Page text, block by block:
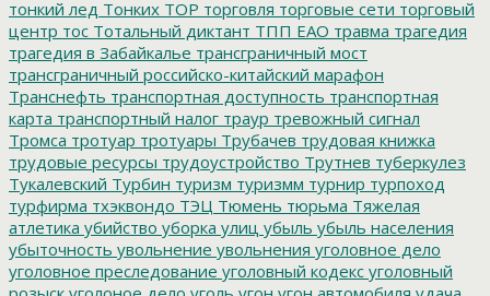
тонкий лед Тонких ТОР торговля торговые сети торговый
центр тос Тотальный диктант ТПП ЕАО травма трагедия
трагедия в Забайкалье трансграничный мост
трансграничный российско-китайский марафон
Транснефть транспортная доступность транспортная
карта транспортный налог траур тревожный сигнал
Тромса тротуар тротуары Трубачев трудовая книжка
трудовые ресурсы трудоустройство Трутнев туберкулез
Тукалевский Турбин туризм туризмм турнир турпоход
турфирма тхэквондо ТЭЦ Тюмень тюрьма Тяжелая
атлетика убийство уборка улиц убыль убыль населения
убыточность увольнение увольнения уголовное дело
уголовное преследование уголовный кодекс уголовный